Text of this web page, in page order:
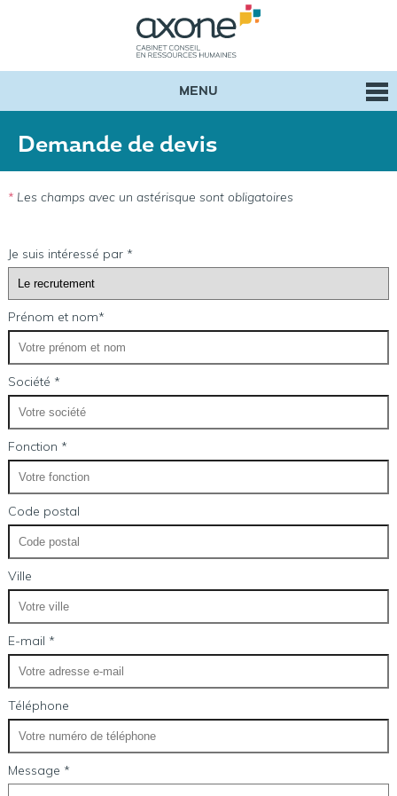
MENU
Demande de devis
*Les champs avec un astérisque sont obligatoires
Je suis intéressé par *
Prénom et nom*
Société *
Fonction *
Code postal
Ville
E-mail *
Téléphone
Message *